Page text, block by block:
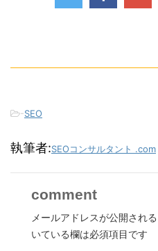
-SEO
執筆者:SEOコンサルタント .com
comment
メールアドレスが公開され
いている欄は必須項目です